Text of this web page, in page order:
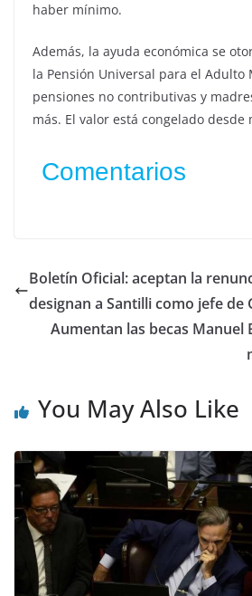
haber mínimo.
Además, la ayuda económica se
la Pensión Universal para el Adulto
pensiones no contributivas y
más. El valor está congelado desde
Comentarios
Boletín Oficial: aceptan la
designan a Santilli como jefe de
Aumentan las becas Manuel
You May Also Like